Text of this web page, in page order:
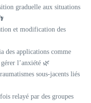
graduelle aux situations
et modification des
des applications comme
l’anxiété 🌿
sous-jacents liés
relayé par des groupes